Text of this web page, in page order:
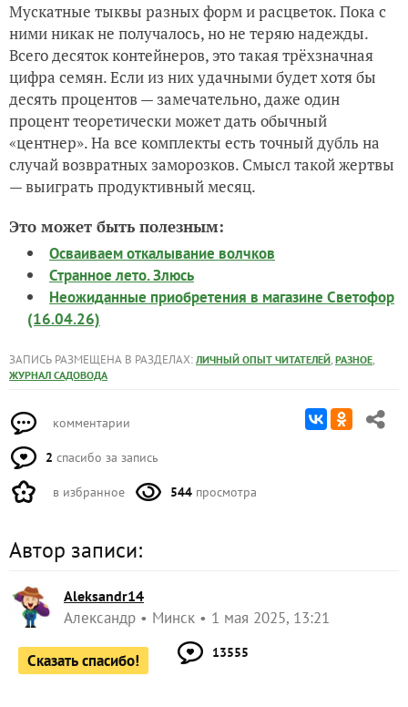
Мускатные тыквы разных форм и расцветок. Пока с
ними никак не получалось, но не теряю надежды.
Всего десяток контейнеров, это такая трёхзначная
цифра семян. Если из них удачными будет хотя бы
десять процентов — замечательно, даже один
процент теоретически может дать обычный
«центнер». На все комплекты есть точный дубль на
случай возвратных заморозков. Смысл такой жертвы
— выиграть продуктивный месяц.
Это может быть полезным:
Осваиваем откалывание волчков
Странное лето. Злюсь
Неожиданные приобретения в магазине Светофор
(16.04.26)
ЗАПИСЬ РАЗМЕЩЕНА В РАЗДЕЛАХ: ЛИЧНЫЙ ОПЫТ ЧИТАТЕЛЕЙ, РАЗНОЕ,
ЖУРНАЛ САДОВОДА
комментарии
2 спасибо за запись
в избранное 544 просмотра
Автор записи:
Aleksandr14
Александр Минск 1 мая 2025, 13:21
Сказать спасибо! 13555